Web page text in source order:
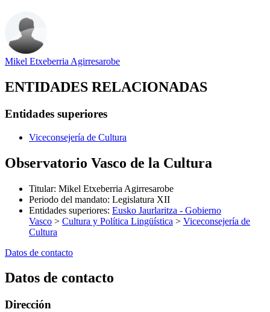
Mikel Etxeberria Agirresarobe
ENTIDADES RELACIONADAS
Entidades superiores
Viceconsejería de Cultura
Observatorio Vasco de la Cultura
Titular: Mikel Etxeberria Agirresarobe
Periodo del mandato: Legislatura XII
Entidades superiores: Eusko Jaurlaritza - Gobierno
Vasco > Cultura y Política Lingüística > Viceconsejería de
Cultura
Datos de contacto
Datos de contacto
Dirección